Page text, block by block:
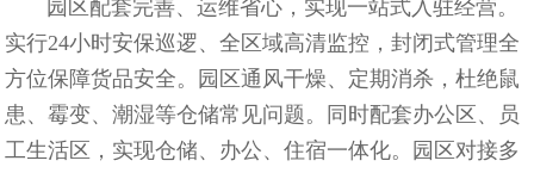
园区配套完善、运维省心，实现一站式入驻经营。
实行24小时安保巡逻、全区域高清监控，封闭式管理全
方位保障货品安全。园区通风干燥、定期消杀，杜绝鼠
患、霉变、潮湿等仓储常见问题。同时配套办公区、员
工生活区，实现仓储、办公、住宿一体化。园区对接多